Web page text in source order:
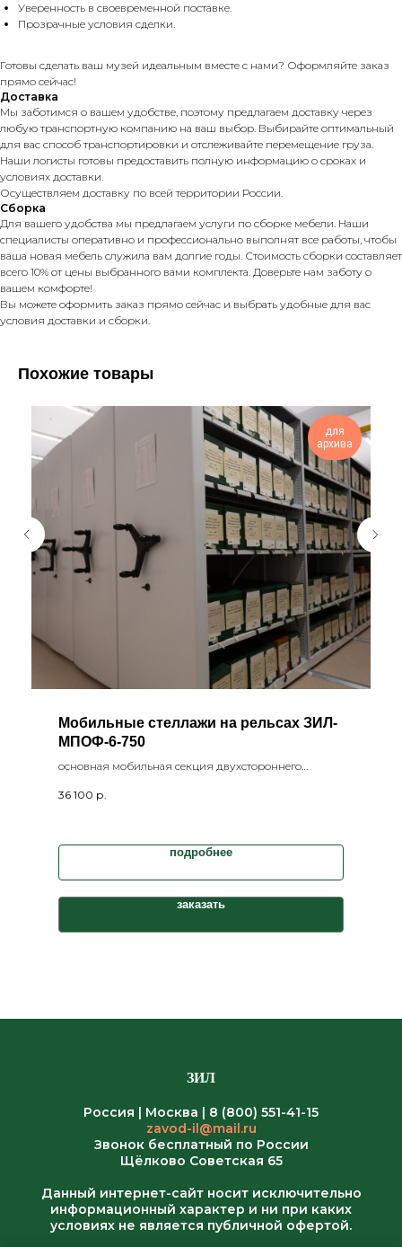
Уверенность в своевременной поставке.
Прозрачные условия сделки.
Готовы сделать ваш музей идеальным вместе с нами? Оформляйте заказ
прямо сейчас!
Доставка
Мы заботимся о вашем удобстве, поэтому предлагаем доставку через
любую транспортную компанию на ваш выбор. Выбирайте оптимальный
для вас способ транспортировки и отслеживайте перемещение груза.
Наши логисты готовы предоставить полную информацию о сроках и
условиях доставки.
Осуществляем доставку по всей территории России.
Сборка
Для вашего удобства мы предлагаем услуги по сборке мебели. Наши
специалисты оперативно и профессионально выполнят все работы, чтобы
ваша новая мебель служила вам долгие годы. Стоимость сборки составляет
всего 10% от цены выбранного вами комплекта. Доверьте нам заботу о
вашем комфорте!
Вы можете оформить заказ прямо сейчас и выбрать удобные для вас
условия доставки и сборки.
Похожие товары
для
архива
Мобильные стеллажи на рельсах ЗИЛ-
МПОФ-6-750
основная мобильная секция двухстороннего
36 100 р.
подробнее
заказать
ЗИЛ
Россия | Москва | 8 (800) 551-41-15
zavod-il@mail.ru
Звонок бесплатный по России
Щёлково Советская 65
Данный интернет-сайт носит исключительно
информационный характер и ни при каких
условиях не является публичной офертой.